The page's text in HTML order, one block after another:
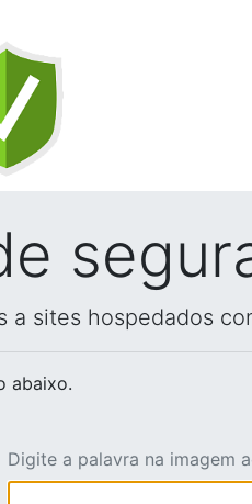
a sites hospedados
abaixo.
Digite a palavra na imagem